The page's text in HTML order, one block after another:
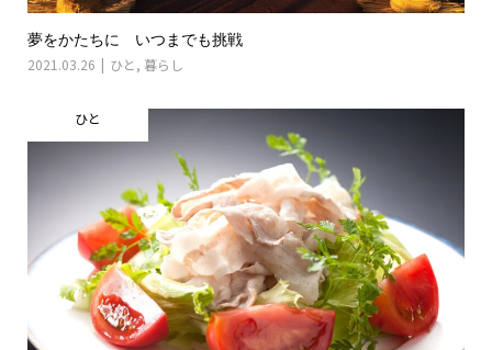
夢をかたちに いつまでも挑戦
2021.03.26 ひと , 暮らし
ひと